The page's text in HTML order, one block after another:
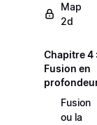
Map
2d
Chapitre 4
Fusion en
Fusion
ou la